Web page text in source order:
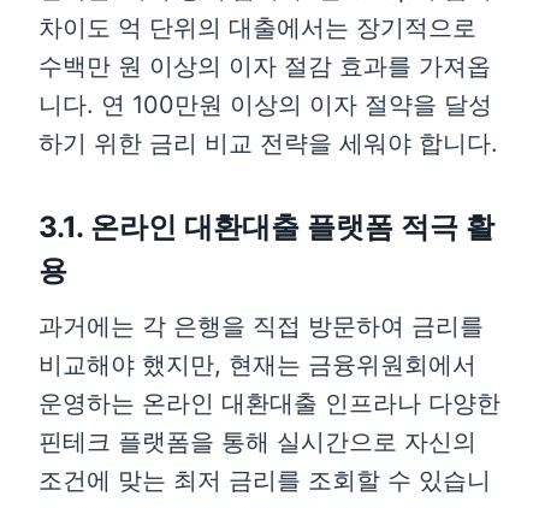
차이도 억 단위의 대출에서는 장기적으로
수백만 원 이상의 이자 절감 효과를 가져옵
니다. 연 100만원 이상의 이자 절약을 달성
하기 위한 금리 비교 전략을 세워야 합니다.
3.1. 온라인 대환대출 플랫폼 적극 활
용
과거에는 각 은행을 직접 방문하여 금리를
비교해야 했지만, 현재는 금융위원회에서
운영하는 온라인 대환대출 인프라나 다양한
핀테크 플랫폼을 통해 실시간으로 자신의
조건에 맞는 최저 금리를 조회할 수 있습니